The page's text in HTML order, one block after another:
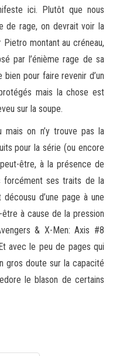
ici. Plutôt que nous
de rage, on devrait voir la
montant au créneau,
par l’énième rage de sa
pour faire revenir d’un
mais la chose est
sur la soupe.
on n’y trouve pas la
pour la série (ou encore
être, à la présence de
forcément ses traits de la
d’une page à une
à cause de la pression
& X-Men: Axis #8
avec le peu de pages qui
gros doute sur la capacité
le blason de certains